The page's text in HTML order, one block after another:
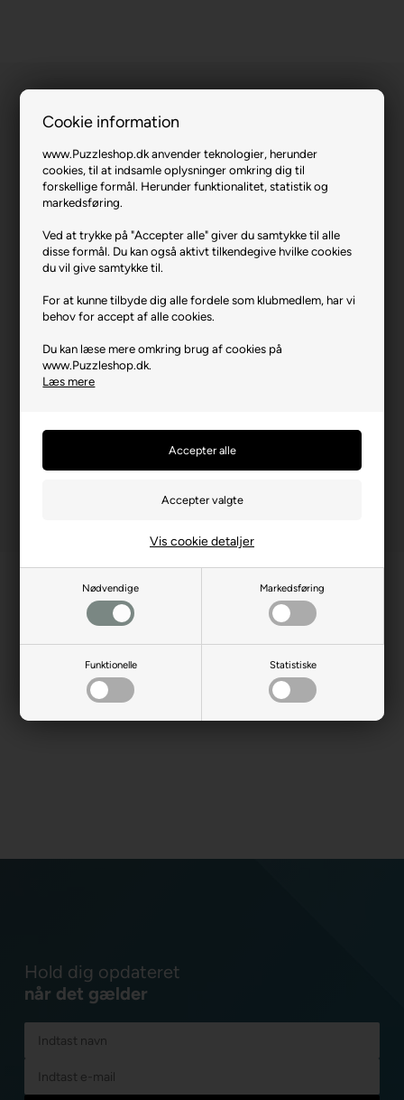
Cookie information
www.Puzzleshop.dk anvender teknologier, herunder
cookies, til at indsamle oplysninger omkring dig til
forskellige formål. Herunder funktionalitet, statistik og
markedsføring.
Ved at trykke på "Accepter alle" giver du samtykke til alle
disse formål. Du kan også aktivt tilkendegive hvilke cookies
du vil give samtykke til.
For at kunne tilbyde dig alle fordele som klubmedlem, har vi
behov for accept af alle cookies.
Du kan læse mere omkring brug af cookies på
www.Puzzleshop.dk.
Læs mere
Nødvendige Markedsføring
Funktionelle Statistiske
Vis cookie detaljer
Mickey Mouse Funhouse.
Varenr.: 0823-18289
Producent
Trefl
Antal brikker
Længde i cm (ca.)
27
Brikstørrelse i cm² (ca.)
18
Producentadresse
Producent hjemmeside
trefl.com
Hold dig opdateret
når det gælder